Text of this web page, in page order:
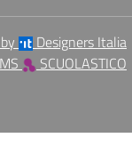
Designers Italia
SCUOLASTICO